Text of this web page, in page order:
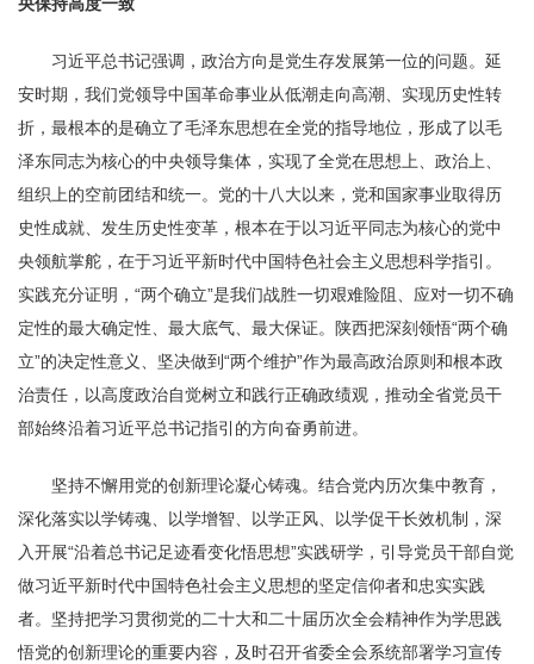
习近平总书记强调，政治方向是党生存发展第一位的问题。延
安时期，我们党领导中国革命事业从低潮走向高潮、实现历史性转
折，最根本的是确立了毛泽东思想在全党的指导地位，形成了以毛
泽东同志为核心的中央领导集体，实现了全党在思想上、政治上、
组织上的空前团结和统一。党的十八大以来，党和国家事业取得历
史性成就、发生历史性变革，根本在于以习近平同志为核心的党中
央领航掌舵，在于习近平新时代中国特色社会主义思想科学指引。
实践充分证明，“两个确立”是我们战胜一切艰难险阻、应对一切不确
定性的最大确定性、最大底气、最大保证。陕西把深刻领悟“两个确
立”的决定性意义、坚决做到“两个维护”作为最高政治原则和根本政
治责任，以高度政治自觉树立和践行正确政绩观，推动全省党员干
部始终沿着习近平总书记指引的方向奋勇前进。
坚持不懈用党的创新理论凝心铸魂。结合党内历次集中教育，
深化落实以学铸魂、以学增智、以学正风、以学促干长效机制，深
入开展“沿着总书记足迹看变化悟思想”实践研学，引导党员干部自觉
做习近平新时代中国特色社会主义思想的坚定信仰者和忠实实践
者。坚持把学习贯彻党的二十大和二十届历次全会精神作为学思践
悟党的创新理论的重要内容，及时召开省委全会系统部署学习宣传